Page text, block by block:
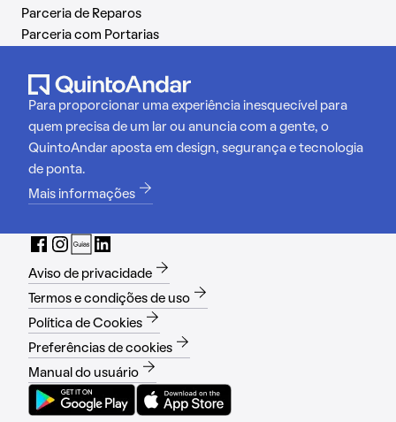
Parceria de Reparos
Parceria com Portarias
Para proporcionar uma experiência inesquecível para
quem precisa de um lar ou anuncia com a gente, o
QuintoAndar aposta em design, segurança e tecnologia
de ponta.
Mais informações
Aviso de privacidade
Termos e condições de uso
Política de Cookies
Preferências de cookies
Manual do usuário